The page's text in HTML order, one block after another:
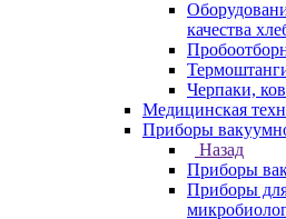
качества
Черпаки,
Медицинская
Приборы
Назад
Приборы
Приборы